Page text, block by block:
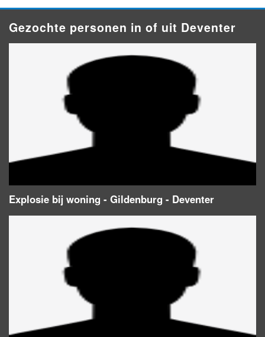
Gezochte personen in of uit Deventer
Explosie bij woning - Gildenburg - Deventer